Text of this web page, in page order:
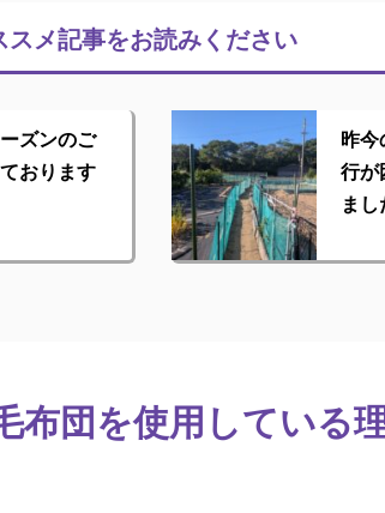
スメ記事をお読みください
ズンのご
おります
昨
行が
まし
布団を使用している